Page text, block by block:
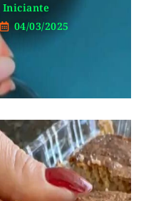
Iniciante
04/03/2025